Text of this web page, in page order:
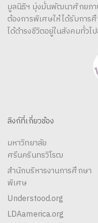
มูลนิธิฯ มุ่งมั่นพัฒนาศักยภา
ต้องการพิเศษให้ได้รับการ
ได้ดำรงชีวิตอยู่ในสังคมทั่ว
ลิงก์ที่เกี่ยวข้อง
มหาวิทยาลัย
ศรีนครินทรวิโรฒ
สำนักบริหารงานการศึกษา
พิเศษ
Understood.org
LDAamerica.org